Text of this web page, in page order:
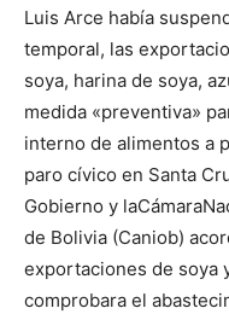
Luis Arce había
temporal, las
soya, harina de soya,
medida «preventiva»
interno de alimentos a
paro cívico en Santa
Gobierno y
de Bolivia (Caniob)
exportaciones de soya
comprobara el